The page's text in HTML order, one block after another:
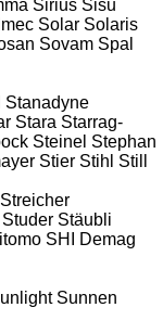
Sirius Sisu
Solar Solaris
Sovam Spal
Stanadyne
Stara Starrag-
Steinel Stephan
Stier Stihl Still
Streicher
Studer Stäubli
SHI Demag
Sunnen